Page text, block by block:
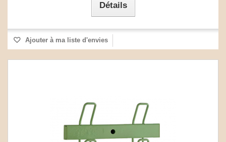
Détails
Ajouter à ma liste d'envies